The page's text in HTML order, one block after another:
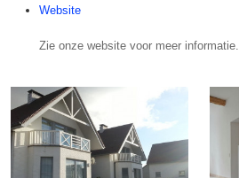
Website
Zie onze website voor meer informatie.